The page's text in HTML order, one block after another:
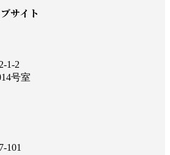
サイト
1-2
号室
101